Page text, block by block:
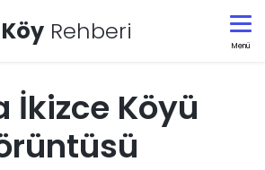
Rehberi
Menü
İkizce Köyü